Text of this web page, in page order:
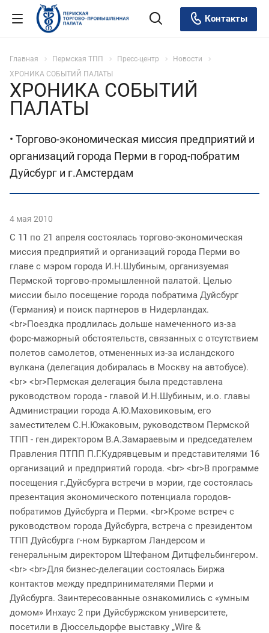
Контакты
Главная Пермская ТПП Пресс-центр
Новости
ХРОНИКА СОБЫТИЙ ПАЛАТЫ
ХРОНИКА СОБЫТИЙ
ПАЛАТЫ
• Торгово-экономическая миссия предприятий и
организаций города Перми в город-побратим
Дуйсбург и г.Амстердам
4 мая 2010
С 11 по 21 апреля состоялась торгово-экономическая
миссия предприятий и организаций города Перми во
главе с мэром города И.Н.Шубиным, организуемая
Пермской торгово-промышленной палатой. Целью
миссии было посещение города побратима Дуйсбург
(Германия) и поиск партнеров в Нидерландах.
<br>Поездка продлилась дольше намеченного из-за
форс-мажорный обстоятельств, связанных с отсутствием
полетов самолетов, отмененных из-за исландского
вулкана (делегация добиралась в Москву на автобусе).
<br> <br>Пермская делегация была представлена
руководством города - главой И.Н.Шубиным, и.о. главы
Администрации города А.Ю.Маховиковым, его
заместителем С.Н.Южаковым, руководством Пермской
ТПП - ген.директором В.А.Замараевым и председателем
Правления ПТПП П.Г.Кудрявцевым и представителями 16
организаций и предприятий города. <br> <br>В программе
посещения г.Дуйсбурга встречи в мэрии, где состоялась
презентация экономического потенциала городов-
побратимов Дуйсбурга и Перми. <br>Кроме встреч с
руководством города Дуйсбурга, встреча с президентом
ТПП Дуйсбурга г-ном Буркартом Ландерсом и
генеральным директором Штефаном Дитцфельбингером.
<br> <br>Для бизнес-делегации состоялась Биржа
контактов между предпринимателями Перми и
Дуйсбурга. Заинтересованные ознакомились с «умным
домом» Инхаус 2 при Дуйсбуржском университете,
посетили в Дюссельдорфе выставку „Wire &